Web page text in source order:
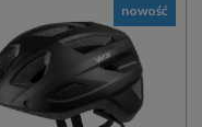
nowość